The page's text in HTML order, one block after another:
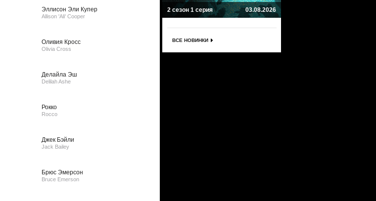
Эллисон Эли Купер
Allison 'Ali' Cooper
Оливия Кросс
Olivia Cross
Делайла Эш
Delilah Ashe
Рокко
Rocco
Джек Бэйли
Jack Bailey
Брюс Эмерсон
Bruce Emerson
2 сезон 1 серия 03.08.2026
ВСЕ НОВИНКИ